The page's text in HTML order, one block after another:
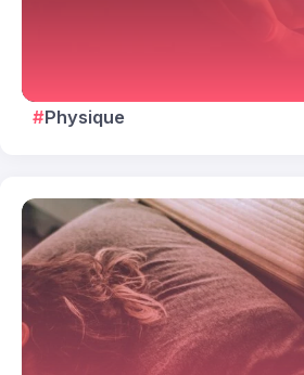
Physique